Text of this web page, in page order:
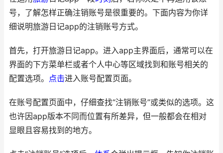
号，了解怎样正确注销账号是很重要的。下面内容为你详
细说明旅游日记app的注销账号方式。
首先，打开旅游日记app。进入app主界面后，通常可以在
界面的下方菜单栏或者个人中心等区域找到和账号相关的
配置选项。
点击进入账号配置页面。
在账号配置页面中，仔细查找“注销账号”或类似的选项。这
也许因app版本不同而位置有所差异，但一般都会在相对
显眼且容易找到的地方。